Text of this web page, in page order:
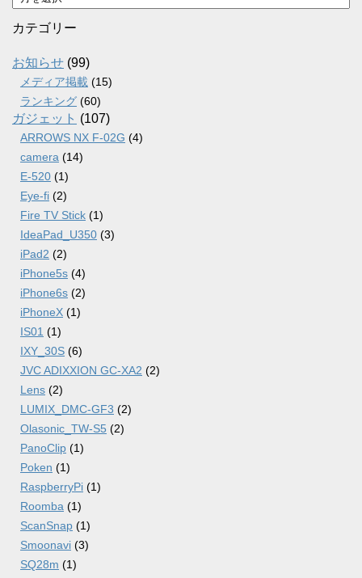
ー
カ
ブ
カテゴリー
お知らせ (99)
メディア掲載 (15)
ランキング (60)
ガジェット (107)
ARROWS NX F-02G (4)
camera (14)
E-520 (1)
Eye-fi (2)
Fire TV Stick (1)
IdeaPad_U350 (3)
iPad2 (2)
iPhone5s (4)
iPhone6s (2)
iPhoneX (1)
IS01 (1)
IXY_30S (6)
JVC ADIXXION GC-XA2 (2)
Lens (2)
LUMIX_DMC-GF3 (2)
Olasonic_TW-S5 (2)
PanoClip (1)
Poken (1)
RaspberryPi (1)
Roomba (1)
ScanSnap (1)
Smoonavi (3)
SQ28m (1)